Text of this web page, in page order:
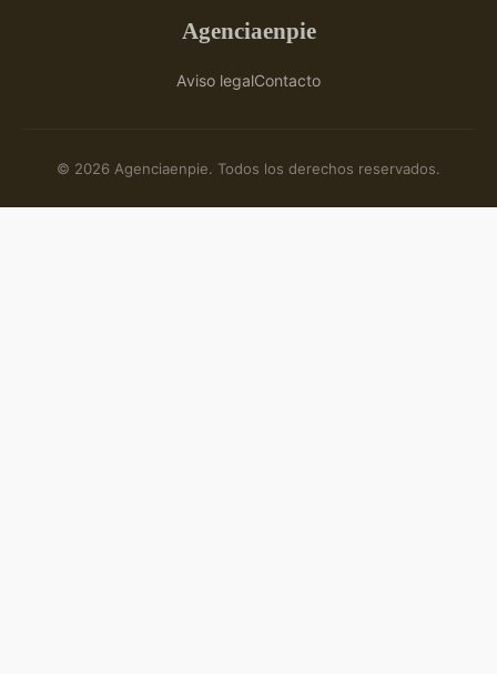
Agenciaenpie
Aviso legalContacto
© 2026 Agenciaenpie. Todos los derechos reservados.